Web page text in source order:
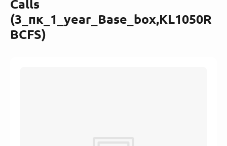
Calls
(3_пк_1_year_Base_box,KL1050R
BCFS)